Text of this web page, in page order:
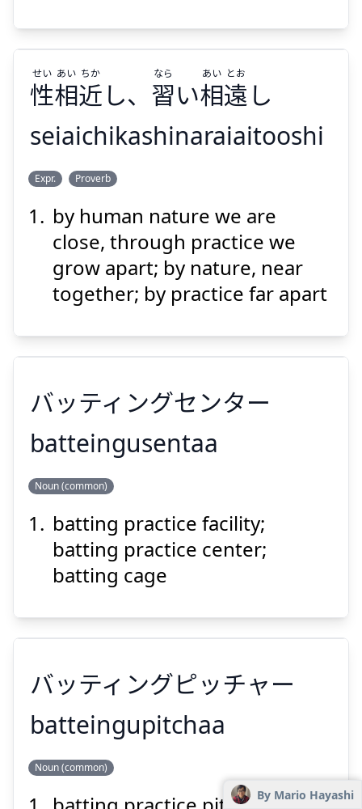
By Mario Hayashi
Show answer
Suspend
相
遠
し
あい
とお
Show answer
Suspend
性相近し、 習い相遠し
せい あい ちか なら あい とお
seiaichikashinaraiaitooshi
Expr. Proverb
by human nature we are
close, through practice we
grow apart; by nature, near
together; by practice far apart
バッティングセンター
Show answer
Suspend
バッティングセンター
batteingusentaa
Noun (common)
batting practice facility;
batting practice center;
batting cage
バッティングピッチャー
バッティングピッチャー
batteingupitchaa
Noun (common)